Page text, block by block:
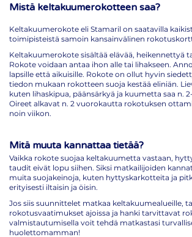
Mistä keltakuumerokotteen saa?
Keltakuumerokote eli Stamaril on saatavilla
toimipisteistä samoin kansainvälinen
Keltakuumerokote sisältää elävää, heikennettyä
Rokote voidaan antaa ihon alle tai lihakseen.
lapsille että aikuisille. Rokote on ollut hyvin
tiedon mukaan rokotteen suoja kestää eliniän.
kuten lihaskipua, päänsärkyä ja kuumetta saa n.
Oireet alkavat n. 2 vuorokautta rokotuksen
noin viikon.
Mitä muuta kannattaa tietää?
Vaikka rokote suojaa keltakuumetta vastaan,
taudit eivät lopu siihen. Siksi matkailijoiden
muita suojakeinoja, kuten hyttyskarkotteita ja
erityisesti iltaisin ja öisin.
Jos siis suunnittelet matkaa keltakuumealueille,
rokotusvaatimukset ajoissa ja hanki tarvittavat
valmistautumisella voit tehdä matkastasi
huolettomamman!